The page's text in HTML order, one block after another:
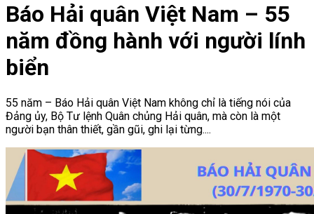
Báo Hải quân Việt Nam – 55
năm đồng hành với người lính
biển
55 năm – Báo Hải quân Việt Nam không chỉ là tiếng nói của
Đảng ủy, Bộ Tư lệnh Quân chủng Hải quân, mà còn là một
người bạn thân thiết, gần gũi, ghi lại từng....